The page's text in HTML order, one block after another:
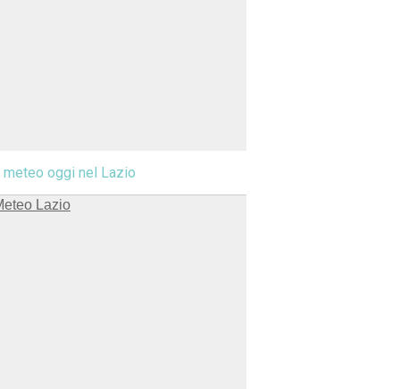
meteo oggi nel Lazio